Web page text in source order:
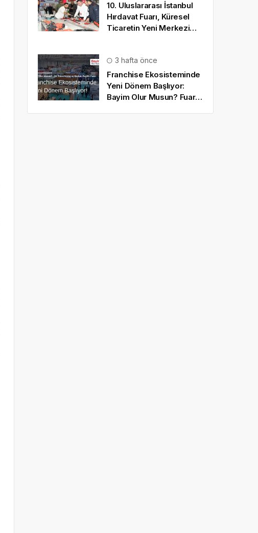
10. Uluslararası İstanbul
Hırdavat Fuarı, Küresel
Ticaretin Yeni Merkezi
3 hafta önce
Franchise Ekosisteminde
Yeni Dönem Başlıyor:
Bayim Olur Musun? Fuarı